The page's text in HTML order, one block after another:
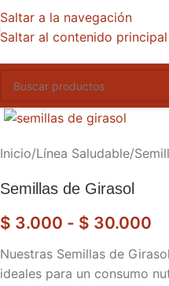
Saltar a la navegación
Saltar al contenido principal
Inicio/Línea Saludable/
Semillas de Girasol
$ 3.000 - $ 30.000
Nuestras Semillas de
ideales para un consumo